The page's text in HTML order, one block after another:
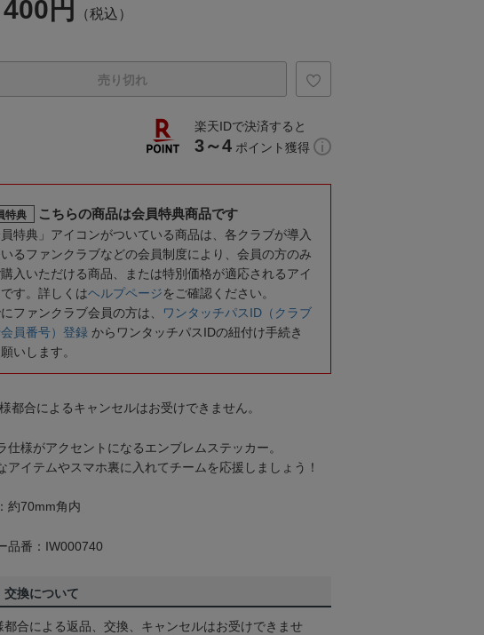
400円 （税込）
売り切れ
楽天IDで決済すると
3～4 ポイント獲得
特典 こちらの商品は会員特典商品です
員特典」アイコンがついている商品は、各クラブが導入
いるファンクラブなどの会員制度により、会員の方のみ
入いただける商品、または特別価格が適応されるアイ
す。詳しくはヘルプページをご確認ください。
ファンクラブ会員の方は、
ワンタッチパスID（クラブ
員番号）登録 からワンタッチパスIDの紐付け手続き
いします。
都合によるキャンセルはお受けできません。
仕様がアクセントになるエンブレムステッカー。
アイテムやスマホ裏に入れてチームを応援しましょう！
約70mm角内
品番：IW000740
交換について
都合による返品、交換、キャンセルはお受けできませ